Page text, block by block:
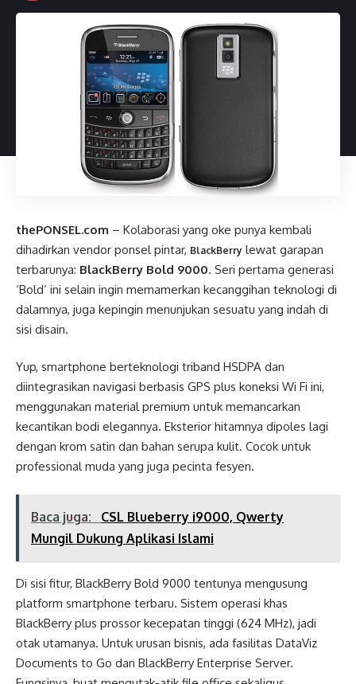
thePONSEL.com – Kolaborasi yang oke punya kembali
dihadirkan vendor ponsel pintar, BlackBerry lewat garapan
terbarunya: BlackBerry Bold 9000. Seri pertama generasi
‘Bold’ ini selain ingin memamerkan kecanggihan teknologi di
dalamnya, juga kepingin menunjukan sesuatu yang indah di
sisi disain.
Yup, smartphone berteknologi triband HSDPA dan
diintegrasikan navigasi berbasis GPS plus koneksi Wi Fi ini,
menggunakan material premium untuk memancarkan
kecantikan bodi elegannya. Eksterior hitamnya dipoles lagi
dengan krom satin dan bahan serupa kulit. Cocok untuk
professional muda yang juga pecinta fesyen.
Baca juga:
CSL Blueberry i9000, Qwerty
Mungil Dukung Aplikasi Islami
Di sisi fitur, BlackBerry Bold 9000 tentunya mengusung
platform smartphone terbaru. Sistem operasi khas
BlackBerry plus prossor kecepatan tinggi (624 MHz), jadi
otak utamanya. Untuk urusan bisnis, ada fasilitas DataViz
Documents to Go dan BlackBerry Enterprise Server.